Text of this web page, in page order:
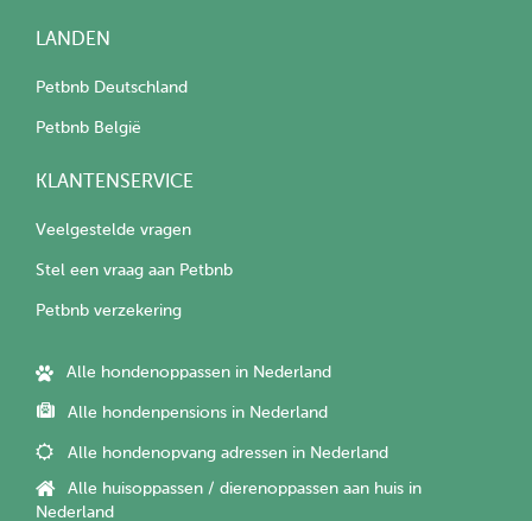
LANDEN
Petbnb Deutschland
Petbnb België
KLANTENSERVICE
Veelgestelde vragen
Stel een vraag aan Petbnb
Petbnb verzekering
Alle hondenoppassen in Nederland
Alle hondenpensions in Nederland
Alle hondenopvang adressen in Nederland
Alle huisoppassen / dierenoppassen aan huis in
Nederland